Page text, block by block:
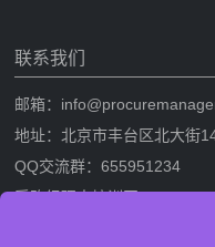
联系我们
邮箱：
地址：北京市丰台区北大街
QQ交流群：655951234
采购经理人培训网